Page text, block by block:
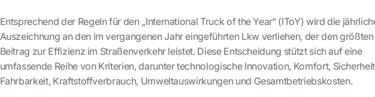
Entsprechend der Regeln für den „International Truck of the Year“ (IToY) wird die
Auszeichnung an den im vergangenen Jahr eingeführten Lkw verliehen, der den größten
Beitrag zur Effizienz im Straßenverkehr leistet. Diese Entscheidung stützt sich auf eine
umfassende Reihe von Kriterien, darunter technologische Innovation, Komfort,
Fahrbarkeit, Kraftstoffverbrauch, Umweltauswirkungen und Gesamtbetriebskosten.